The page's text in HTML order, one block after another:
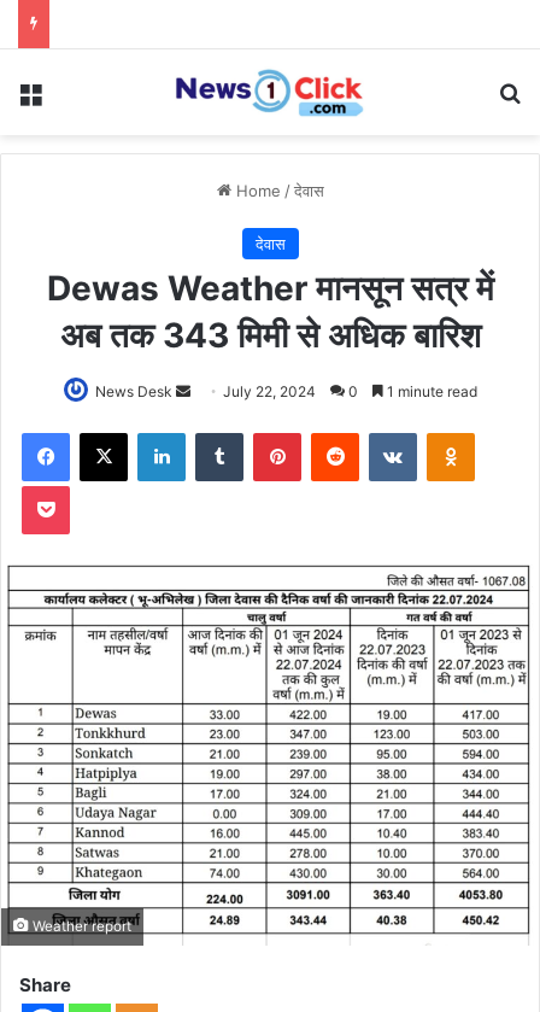
Menu
Home / देवास
देवास
Dewas Weather मानसून सत्र में
अब तक 343 मिमी से अधिक बारिश
News Desk
Send
email
July 22, 2024 0 1 minute read
Facebook
X LinkedInTumblr PinterestReddit VKontakte
Pocket
Weather report
Share